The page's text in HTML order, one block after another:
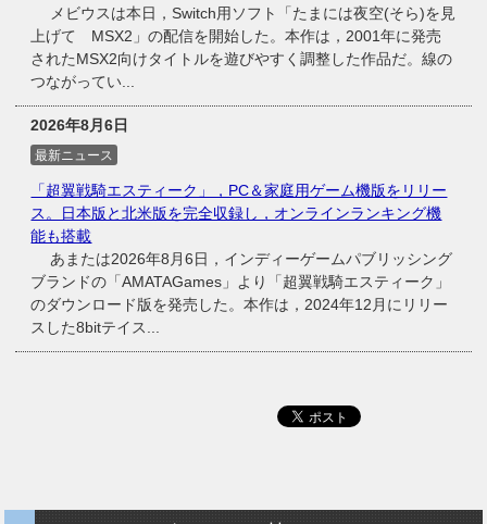
メビウスは本日，Switch用ソフト「たまには夜空(そら)を見
上げて MSX2」の配信を開始した。本作は，2001年に発売
されたMSX2向けタイトルを遊びやすく調整した作品だ。線の
つながってい...
2026年8月6日
最新ニュース
「超翼戦騎エスティーク」，PC＆家庭用ゲーム機版をリリー
ス。日本版と北米版を完全収録し，オンラインランキング機
能も搭載
あまたは2026年8月6日，インディーゲームパブリッシング
ブランドの「AMATAGames」より「超翼戦騎エスティーク」
のダウンロード版を発売した。本作は，2024年12月にリリー
スした8bitテイス...